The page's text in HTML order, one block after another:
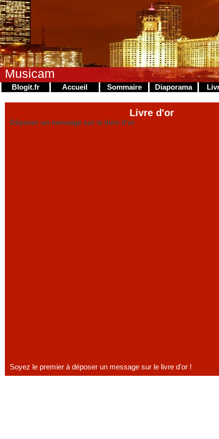
Musicam
Blogit.fr Accueil Sommaire Diaporama
Livre d'or
Déposer un message sur le livre d'or
Soyez le premier à déposer un message sur le livre d'or !